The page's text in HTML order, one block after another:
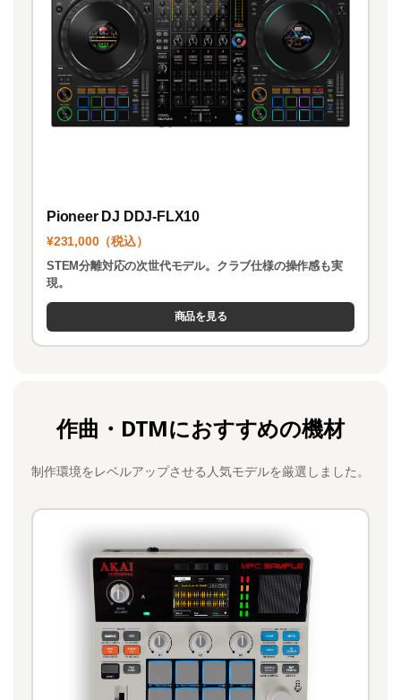
Pioneer DJ DDJ-FLX10
¥231,000（税込）
STEM分離対応の次世代モデル。クラブ仕様の操作感も実
現。
商品を見る
作曲・DTMにおすすめの機材
制作環境をレベルアップさせる人気モデルを厳選しました。